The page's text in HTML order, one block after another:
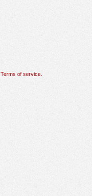
Terms of service.